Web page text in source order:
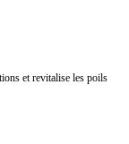
et revitalise les poils